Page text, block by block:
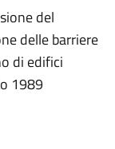
del
delle barriere
di edifici
1989